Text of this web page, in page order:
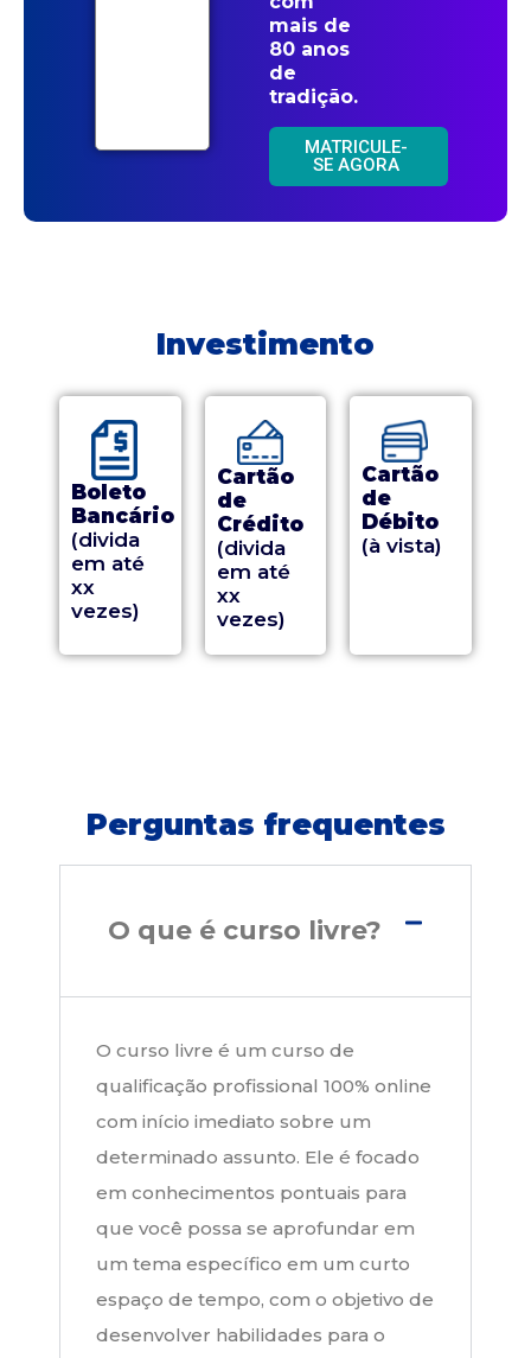
mais de
80 anos
de
tradição.
MATRICULE-
SE AGORA
Investimento
Boleto
Bancário
(divida
em até
xx
vezes)
Cartão
de
Crédito
(divida
em até
xx
vezes)
Cartão
de
Débito
(à vista)
Perguntas frequentes
O que é curso livre?
O curso livre é um curso de
qualificação profissional 100% online
com início imediato sobre um
determinado assunto. Ele é focado
em conhecimentos pontuais para
que você possa se aprofundar em
um tema específico em um curto
espaço de tempo, com o objetivo de
desenvolver habilidades para o